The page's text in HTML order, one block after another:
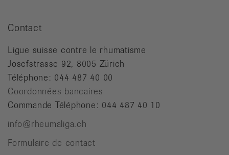
Contact
Ligue suisse contre le rhumatisme
Josefstrasse 92, 8005 Zürich
Téléphone: 044 487 40 00
Coordonnées bancaires
Commande Téléphone: 044 487 40 10
info@rheumaliga.ch
Formulaire de contact